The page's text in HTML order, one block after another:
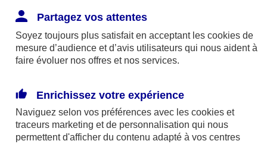
disponibles sur le site axa.fr.
AXA France IARD et AXA France Vie sont
mandataires exclusifs en opérations de
246 et n°13 005 764 (consultable
surwww.orias.fr)
Partagez vos attentes
Soyez toujours plus satisfait en acceptant les cookies de
mesure d’audience et d’avis utilisateurs qui nous aident à
faire évoluer nos offres et nos services.
Enrichissez votre expérience
Naviguez selon vos préférences avec les cookies et
traceurs marketing et de personnalisation qui nous
permettent d'afficher du contenu adapté à vos centres